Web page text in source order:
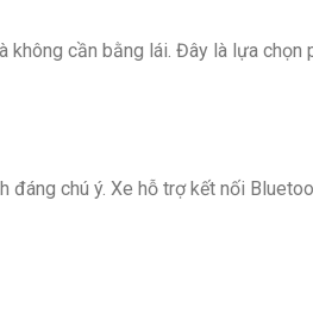
cần bằng lái. Đây là lựa chọn
đáng chú ý. Xe hỗ trợ kết nối